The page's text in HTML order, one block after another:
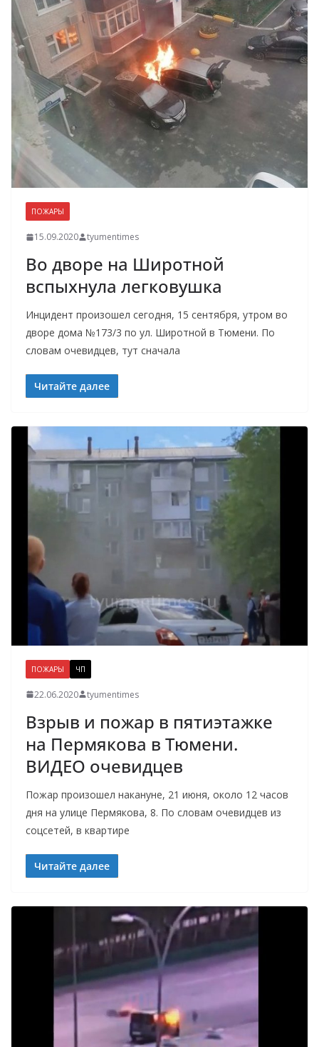
ПОЖАРЫ
15.09.2020 tyumentimes
Во дворе на Широтной
вспыхнула легковушка
Инцидент произошел сегодня, 15 сентября, утром во
дворе дома №173/3 по ул. Широтной в Тюмени. По
словам очевидцев, тут сначала
Читайте далее
ПОЖАРЫ ЧП
22.06.2020 tyumentimes
Взрыв и пожар в пятиэтажке
на Пермякова в Тюмени.
ВИДЕО очевидцев
Пожар произошел накануне, 21 июня, около 12 часов
дня на улице Пермякова, 8. По словам очевидцев из
соцсетей, в квартире
Читайте далее